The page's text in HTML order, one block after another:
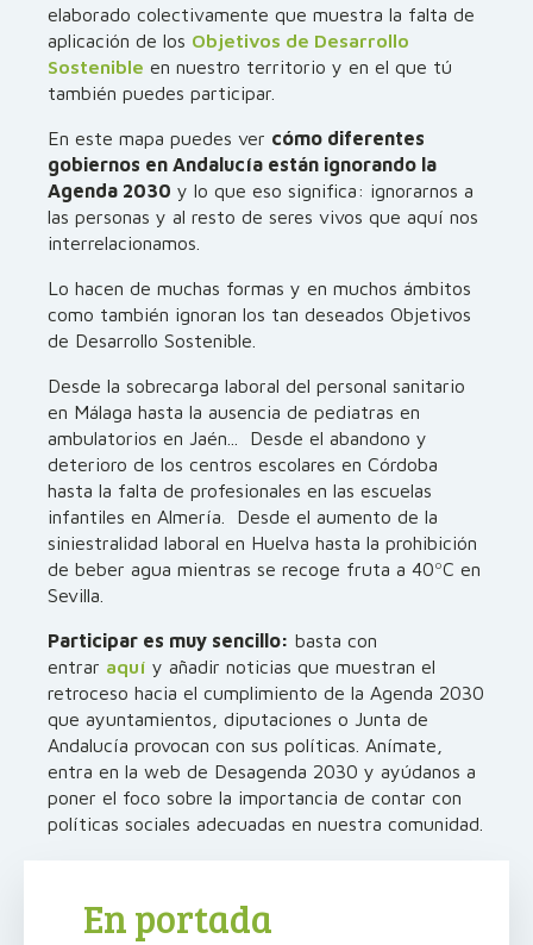
elaborado colectivamente que muestra la falta de
aplicación de los Objetivos de Desarrollo
Sostenible en nuestro territorio y en el que tú
también puedes participar.
En este mapa puedes ver cómo diferentes
gobiernos en Andalucía están ignorando la
Agenda 2030 y lo que eso significa: ignorarnos a
las personas y al resto de seres vivos que aquí nos
interrelacionamos.
Lo hacen de muchas formas y en muchos ámbitos
como también ignoran los tan deseados Objetivos
de Desarrollo Sostenible.
Desde la sobrecarga laboral del personal sanitario
en Málaga hasta la ausencia de pediatras en
ambulatorios en Jaén... Desde el abandono y
deterioro de los centros escolares en Córdoba
hasta la falta de profesionales en las escuelas
infantiles en Almería. Desde el aumento de la
siniestralidad laboral en Huelva hasta la prohibición
de beber agua mientras se recoge fruta a 40ºC en
Sevilla.
Participar es muy sencillo: basta con
entrar aquí y añadir noticias que muestran el
retroceso hacia el cumplimiento de la Agenda 2030
que ayuntamientos, diputaciones o Junta de
Andalucía provocan con sus políticas. Anímate,
entra en la web de Desagenda 2030 y ayúdanos a
poner el foco sobre la importancia de contar con
políticas sociales adecuadas en nuestra comunidad.
En portada